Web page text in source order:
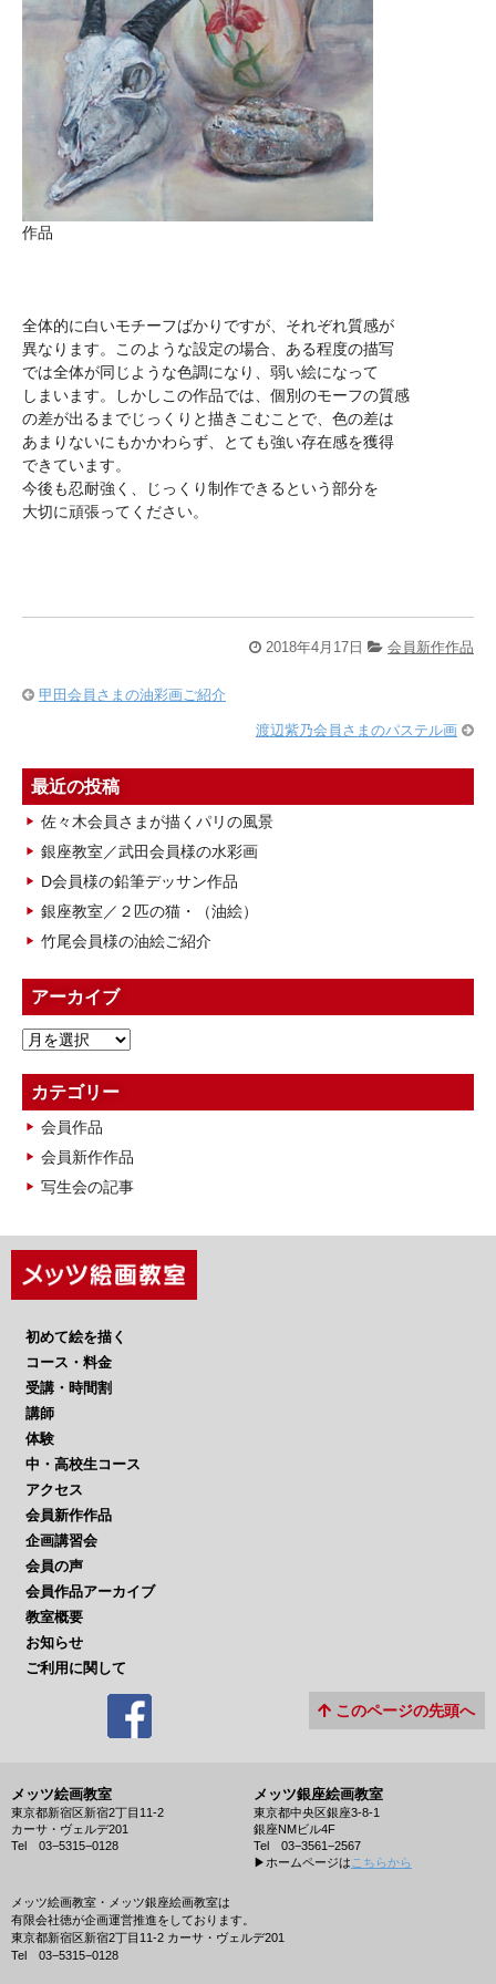
作品
全体的に白いモチーフばかりですが、それぞれ質感が
異なります。このような設定の場合、ある程度の描写
では全体が同じような色調になり、弱い絵になって
しまいます。しかしこの作品では、個別のモーフの質感
の差が出るまでじっくりと描きこむことで、色の差は
あまりないにもかかわらず、とても強い存在感を獲得
できています。
今後も忍耐強く、じっくり制作できるという部分を
大切に頑張ってください。
2018年4月17日 会員新作作品
甲田会員さまの油彩画ご紹介
渡辺紫乃会員さまのパステル画
最近の投稿
佐々木会員さまが描くパリの風景
銀座教室／武田会員様の水彩画
D会員様の鉛筆デッサン作品
銀座教室／２匹の猫・（油絵）
竹尾会員様の油絵ご紹介
アーカイブ
ア
カ
イ
ブ
カテゴリー
会員作品
会員新作作品
写生会の記事
初めて絵を描く
コース・料金
受講・時間割
講師
体験
中・高校生コース
アクセス
会員新作作品
企画講習会
会員の声
会員作品アーカイブ
教室概要
お知らせ
ご利用に関して
このページの先頭へ
メッツ絵画教室
東京都新宿区新宿2丁目11-2
カーサ・ヴェルデ201
Tel 03−5315−0128
メッツ銀座絵画教室
東京都中央区銀座3-8-1
銀座NMビル4F
Tel 03−3561−2567
▶︎ホームページは こちらから
メッツ絵画教室・メッツ銀座絵画教室は
有限会社徳が企画運営推進をしております。
東京都新宿区新宿2丁目11-2 カーサ・ヴェルデ201
Tel 03−5315−0128